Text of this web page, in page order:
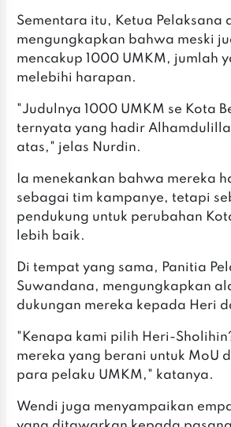
Sementara itu, Ketua Pelaksana
mengungkapkan bahwa meski
mencakup 1000 UMKM, jumlah
melebihi harapan.
"Judulnya 1000 UMKM se Kota
ternyata yang hadir
atas," jelas Nurdin.
Ia menekankan bahwa mereka
sebagai tim kampanye, tetapi
pendukung untuk perubahan
lebih baik.
Di tempat yang sama, Panitia
Suwandana, mengungkapkan
dukungan mereka kepada Heri
"Kenapa kami pilih Heri-
mereka yang berani untuk MoU
para pelaku UMKM," katanya.
Wendi juga menyampaikan